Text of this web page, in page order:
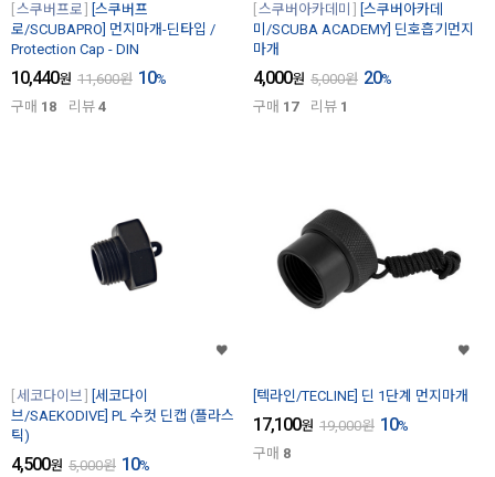
스쿠버프로
[스쿠버프
로/SCUBAPRO] 먼지마개-딘타입 /
Protection Cap - DIN
10,440원 11,600원 10%
구매 18 리뷰 4
스쿠버아카데미
[스쿠버아카데
미/SCUBA ACADEMY] 딘호흡기먼지
마개
4,000원 5,000원 20%
구매 17 리뷰 1
세코다이브
[세코다이
브/SAEKODIVE] PL 수컷 딘캡 (플라스
틱)
4,500원 5,000원 10%
[텍라인/TECLINE] 딘 1단계 먼지마개
17,100원 19,000원 10%
구매 8